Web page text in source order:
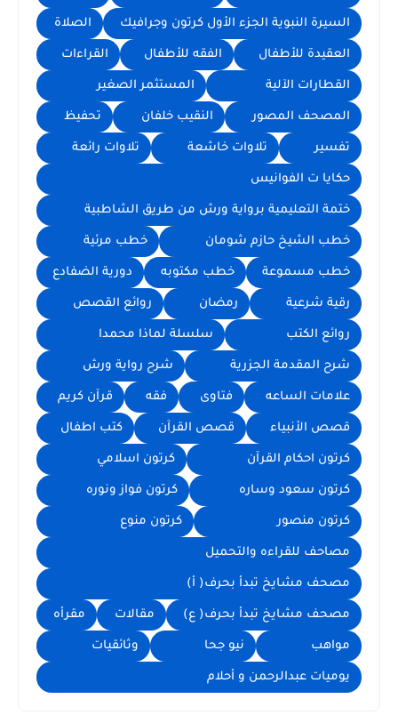
السيرة النبوية الجزء الأول كرتون وجرافيك الصلاة
العقيدة للأطفال الفقه للأطفال القراءات
القطارات الآلية المستثمر الصغير
المصحف المصور النقيب خلفان تحفيظ
تفسير تلاوات خاشعة تلاوات رائعة
حكايا ت الفوانيس
ختمة التعليمية برواية ورش من طريق الشاطبية
خطب الشيخ حازم شومان خطب مرئية
خطب مسموعة خطب مكتوبه دورية الضفادع
رقية شرعية رمضان روائع القصص
روائع الكتب سلسلة لماذا محمدا
شرح المقدمة الجزرية شرح رواية ورش
علامات الساعه فتاوى فقه قرآن كريم
قصص الأنبياء قصص القرآن كتب اطفال
كرتون احكام القرآن كرتون اسلامي
كرتون سعود وساره كرتون فواز ونوره
كرتون منصور كرتون منوع
مصاحف للقراءه والتحميل
مصحف مشايخ تبدأ بحرف( أ)
مصحف مشايخ تبدأ بحرف( ع) مقالات مقرأه
مواهب نيو جحا وثائقيات
يوميات عبدالرحمن و أحلام